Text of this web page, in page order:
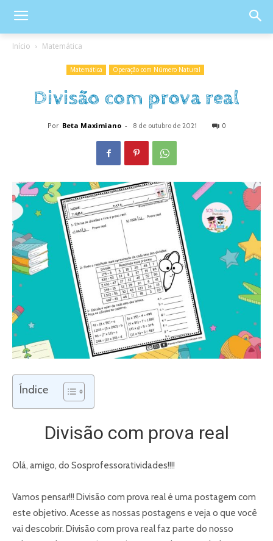
Início Matemática
Matemática Operação com Número Natural
Divisão com prova real
Por Beta Maximiano - 8 de outubro de 2021 0
Índice
Divisão com prova real
Olá, amigo, do Sosprofessoratividades!!!!
Vamos pensar!!! Divisão com prova real é uma postagem com
este objetivo. Acesse as nossas postagens e veja o que você
vai descobrir. Divisão com prova real faz parte do nosso